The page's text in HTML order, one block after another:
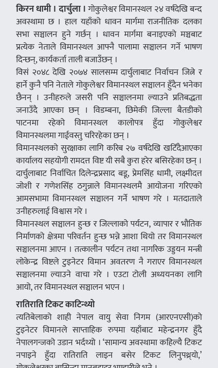
किरन धामी । दार्चुला ।गोकुलेश्वर विमानस्थल २४ वर्षदेखि बन्द
अवस्थामा छ । हाल यहाँको धावन मार्गमा राजनीतिक दलका
सभा सञ्चालन हुने गर्छन् । धावन मार्गमा बनाइएको मञ्चबाट
प्रत्येक नेताले विमानस्थल आफ्नै पालामा सञ्चालन गर्ने भाषण
दिन्छन्, कार्यकर्ता ताली बजाउँछन् ।
विसं २०४८ देखि २०७४ सालसम्म दार्चुलाबाट निर्वाचन जित्ने र
हार्ने कुनै पनि नेताले गोकुलेश्वर विमानस्थल सञ्चालन हुँदैन भनेका
छैनन् । उनीहरुले जसरी पनि सञ्चालनमा ल्याउने प्रतिबद्धता
जनाउँदै आएका छन् । विडम्बना, छिमेकी जिल्ला बैतडीको
पाटनमा रहेको विमानस्थल कालोपत्र हुँदा गोकुलेश्वर
विमानस्थलमा गाईवस्तु चरिरहेका छन् ।
विमानस्थलको सुरक्षाका लागि करिब २७ वर्षदेखि खटिँदैआएका
कार्यालय सहयोगी रामदत्त विष्ट यी सबै कुरा हरेर बसिरहेका छन् ।
दार्चुलाबाट निर्वाचित दिलेन्द्रप्रसाद बडू, प्रेमसिंह धामी, लक्ष्मीदत्त
जोशी र गणेशसिंह ठगुन्नाले विमानस्थलमै आयोजना गरिएको
आमसभामा विमानस्थल सञ्चालन गर्ने भाषण गरे । मतदाताले
उनीहरुलाई विश्वास गरे ।
विमानस्थल सञ्चालन हुन्छ र जिल्लाको पर्यटन, व्यापार र भौतिक
निर्माणको क्षेत्रमा परिवर्तन हुन्छ भन्ने आशा थियो तर विमानस्थल
सञ्चालनमा आएन । तत्कालीन पर्यटन तथा नागरिक उड्डयन मन्त्री
लोकेन्द्र विष्टले टुइनेटर विमान अवतरण नै गराएर विमानस्थल
सञ्चालनमा ल्याउने वाचा गरे । एउटा टोली अध्ययनका लागि
आयो, तर विमानस्थल सञ्चालन भएन ।
रातिराति टिकट काटिन्थ्यो
त्यतिबेलाको शाही नेपाल वायु सेवा निगम (आरएनएसी)को
टुइनेटर विमानले साप्ताहिक रुपमा यहाँबाट महेन्द्रनगर हुँदै
नेपालगन्जको उडान भर्दथ्यो । ‘सामान्य अवस्थामा कहिल्यै टिकट
नपाइने हुँदा रातिराति लाइन बसेर टिकट लिनुपथ्र्याे,’